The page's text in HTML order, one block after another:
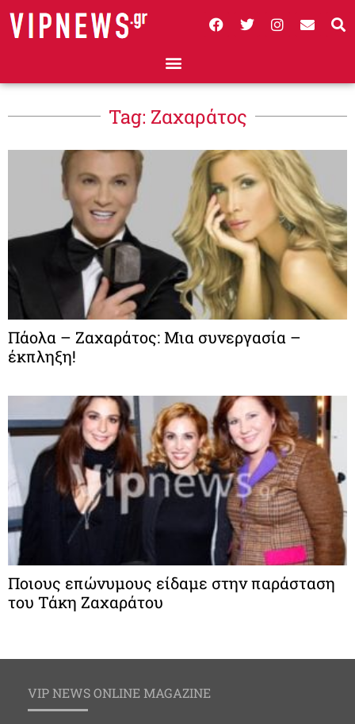
Tag: Ζαχαράτος
Πάολα – Ζαχαράτος: Μια συνεργασία –
έκπληξη!
Ποιους επώνυμους είδαμε στην παράσταση
του Τάκη Ζαχαράτου
VIP NEWS ONLINE MAGAZINE